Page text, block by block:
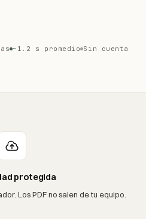
~1.2 s promedio Sin cuenta
protegida
Los PDF no salen de tu equipo.